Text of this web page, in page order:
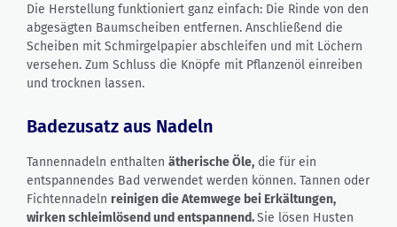
Die Herstellung funktioniert ganz einfach: Die Rinde von den
abgesägten Baumscheiben entfernen. Anschließend die
Scheiben mit Schmirgelpapier abschleifen und mit Löchern
versehen. Zum Schluss die Knöpfe mit Pflanzenöl einreiben
und trocknen lassen.
Badezusatz aus Nadeln
Tannennadeln enthalten ätherische Öle, die für ein
entspannendes Bad verwendet werden können. Tannen oder
Fichtennadeln reinigen die Atemwege bei Erkältungen,
wirken schleimlösend und entspannend.Sie lösen Husten